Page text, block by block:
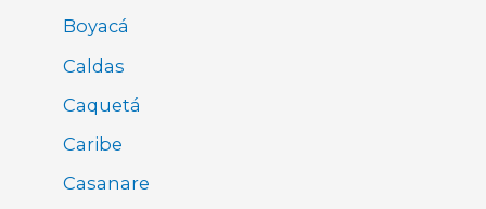
Boyacá
Caldas
Caquetá
Caribe
Casanare